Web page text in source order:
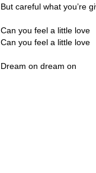
But careful what you’re
Can you feel a little love
Can you feel a little love
Dream on dream on